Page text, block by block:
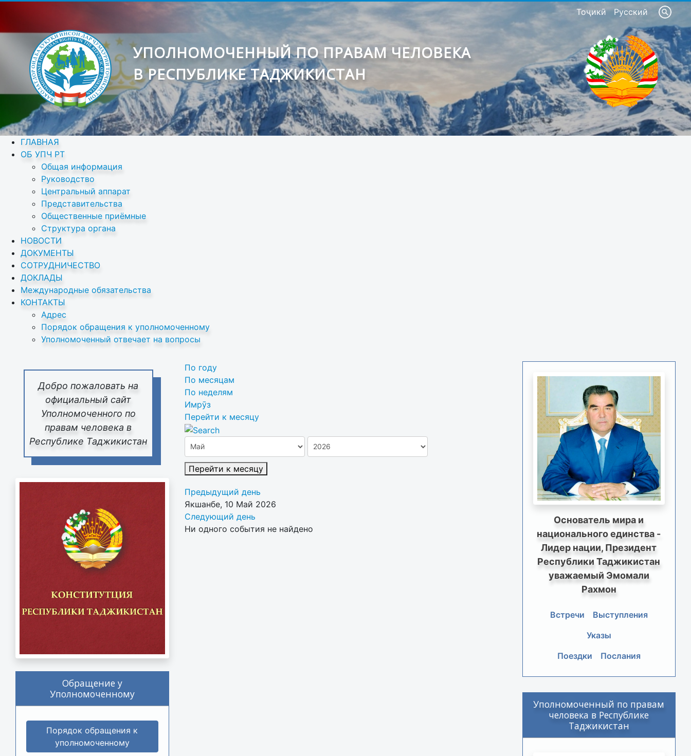
Тоҷикӣ Русский
УПОЛНОМОЧЕННЫЙ ПО ПРАВАМ ЧЕЛОВЕКА
В РЕСПУБЛИКЕ ТАДЖИКИСТАН
ГЛАВНАЯ
ОБ УПЧ РТ
Общая информация
Руководство
Центральный аппарат
Представительства
Общественные приёмные
Структура органа
НОВОСТИ
ДОКУМЕНТЫ
СОТРУДНИЧЕСТВО
ДОКЛАДЫ
Международные обязательства
КОНТАКТЫ
Адрес
Порядок обращения к уполномоченному
Уполномоченный отвечает на вопросы
Добро пожаловать на
официальный сайт
Уполномоченного по
правам человека в
Республике Таджикистан
Обращение у
Уполномоченному
Порядок обращения к
уполномоченному
По году
По месяцам
По неделям
Имрӯз
Перейти к месяцу
Перейти к месяцу
Предыдущий день
Якшанбе, 10 Май 2026
Следующий день
Ни одного события не найдено
Основатель мира и
национального единства -
Лидер нации, Президент
Республики Таджикистан
уважаемый Эмомали
Рахмон
Встречи
Выступления
Указы
Поездки
Послания
Уполномоченный по правам
человека в Республике
Таджикистан